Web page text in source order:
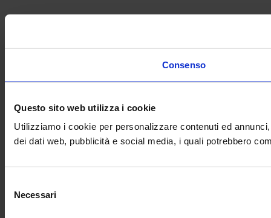
Consenso
Questo sito web utilizza i cookie
Utilizziamo i cookie per personalizzare contenuti ed
dei dati web, pubblicità e social media, i quali potrebbero
delNecessari